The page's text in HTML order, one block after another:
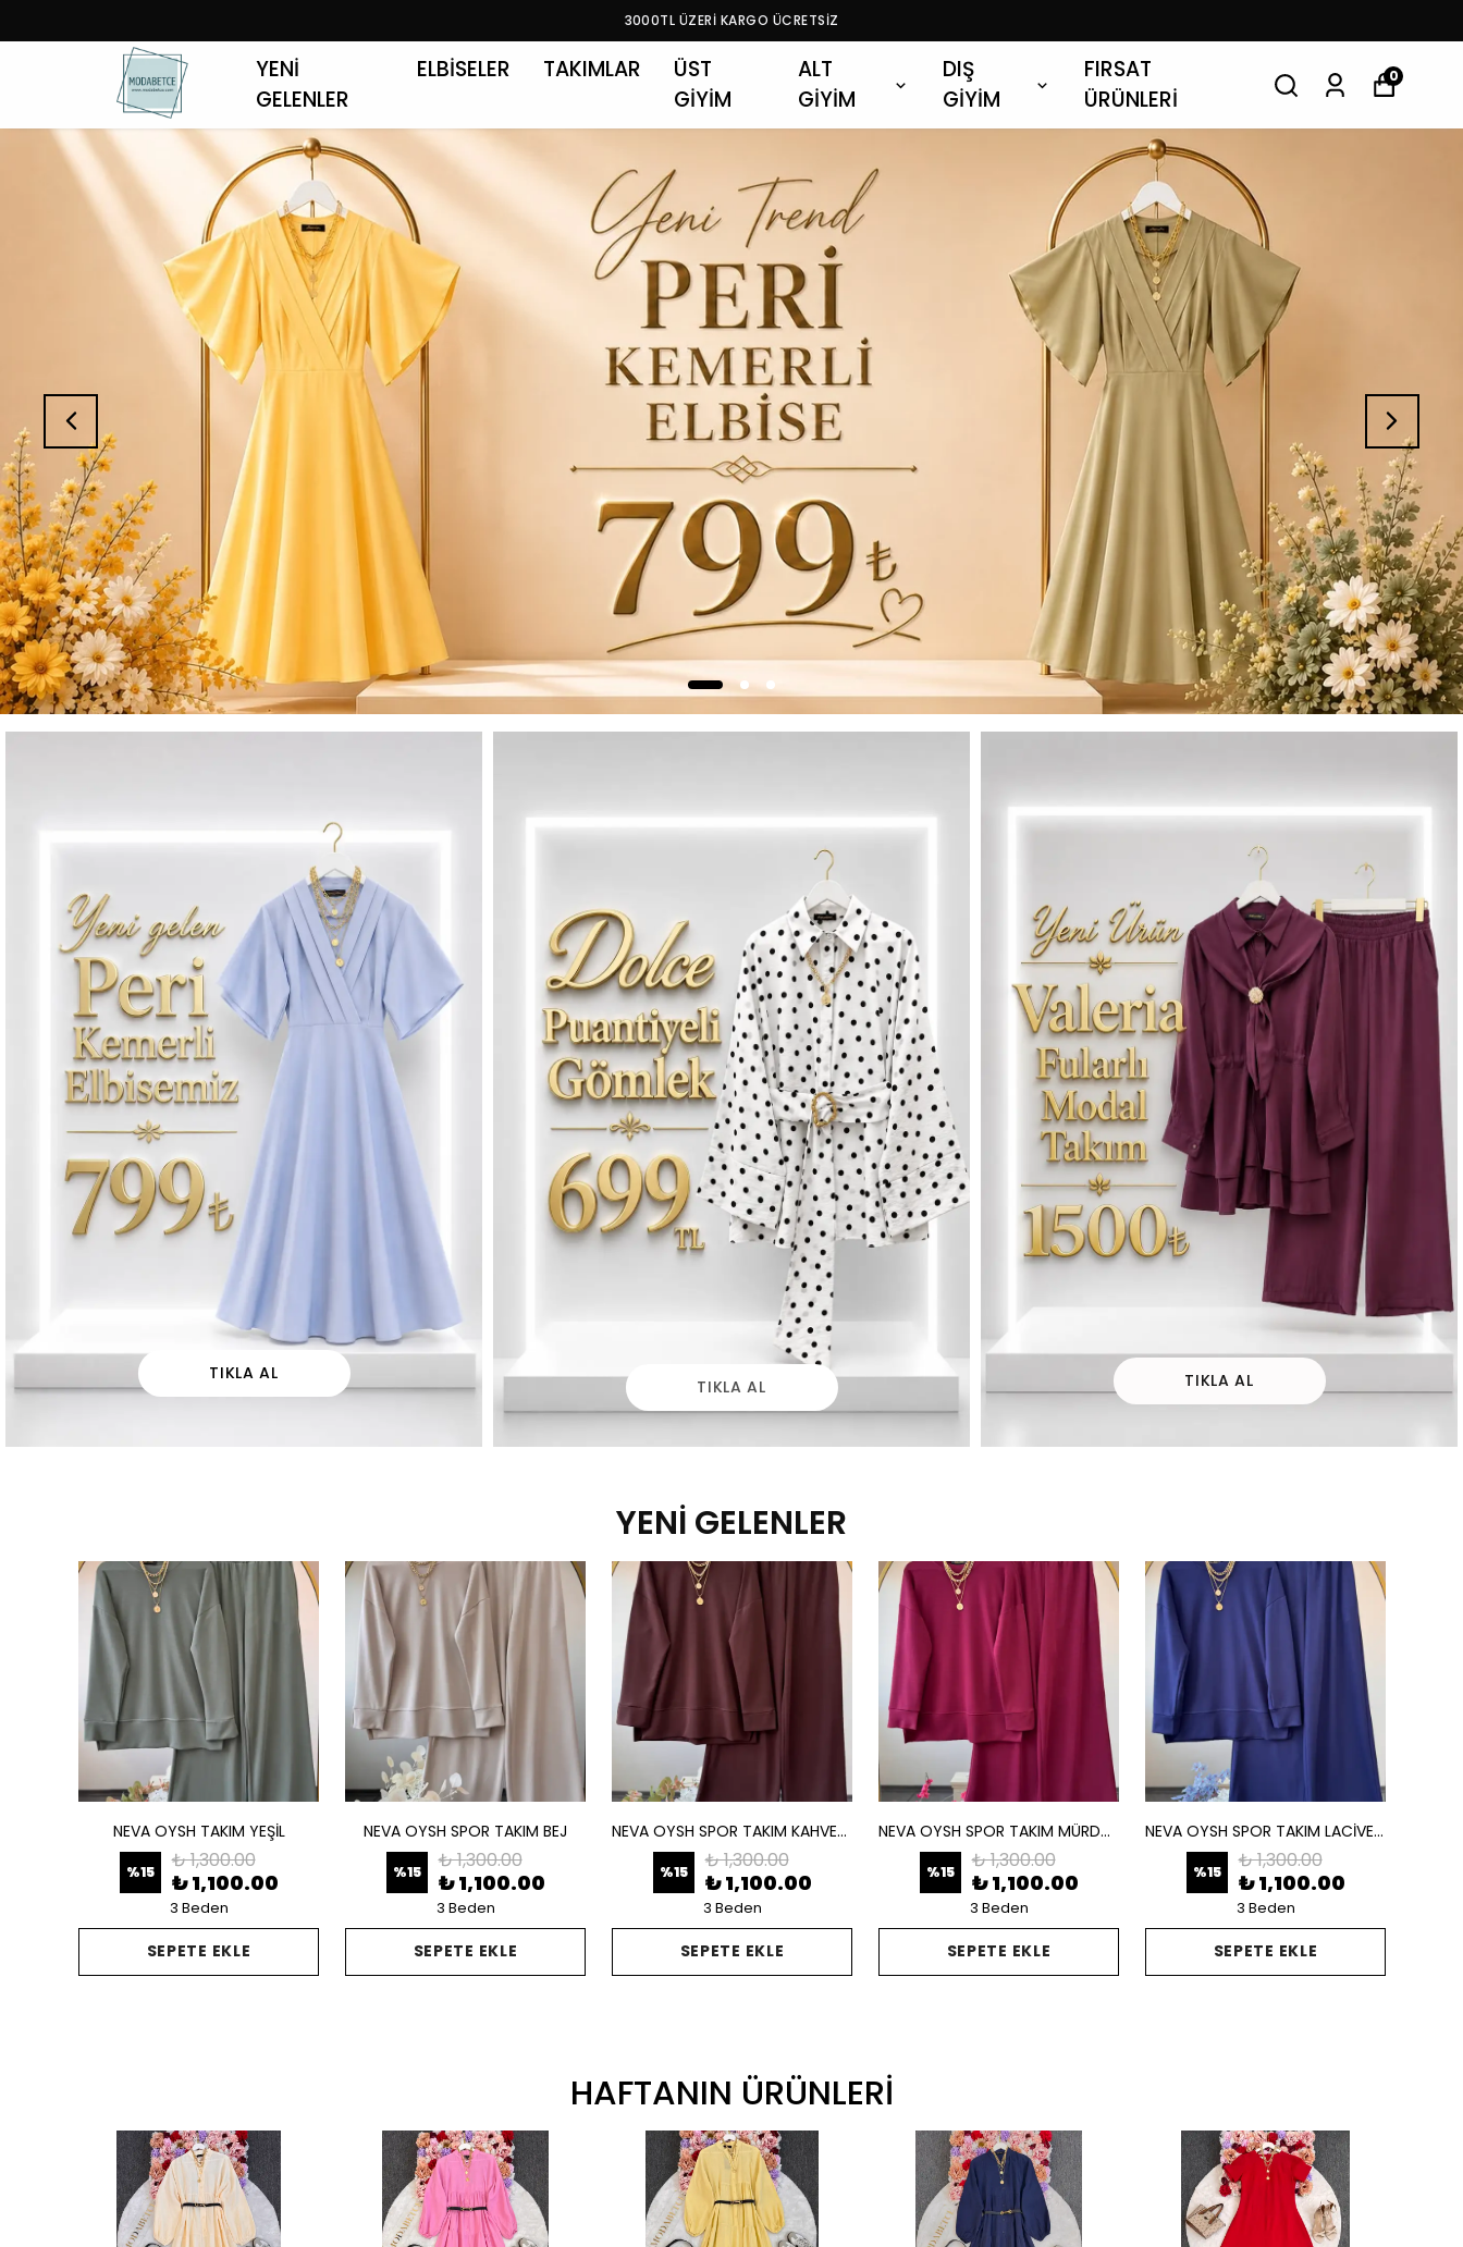
3000TL ÜZERİ KARGO ÜCRETSİZ
YENİ
GELENLER
ELBİSELER TAKIMLAR
ÜST
GİYİM
ALT
GİYİM
DIŞ
GİYİM
FIRSAT
ÜRÜNLERİ
0
TIKLA AL
TIKLA AL TIKLA AL
YENİ GELENLER
NEVA OYSH TAKIM YEŞİL
%15 ₺ 1,300.00
₺ 1,100.00
3 Beden
SEPETE EKLE
NEVA OYSH SPOR TAKIM BEJ
%15 ₺ 1,300.00
₺ 1,100.00
3 Beden
SEPETE EKLE
NEVA OYSH SPOR TAKIM KAHVERENGİ
%15 ₺ 1,300.00
₺ 1,100.00
3 Beden
SEPETE EKLE
NEVA OYSH SPOR TAKIM MÜRDÜM
%15 ₺ 1,300.00
₺ 1,100.00
3 Beden
SEPETE EKLE
NEVA OYSH SPOR TAKIM LACİVERT
%15 ₺ 1,300.00
₺ 1,100.00
3 Beden
SEPETE EKLE
HAFTANIN ÜRÜNLERİ